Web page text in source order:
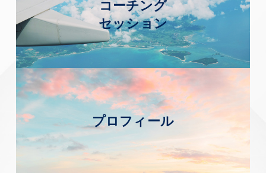
コーチング
セッション
プロフィール